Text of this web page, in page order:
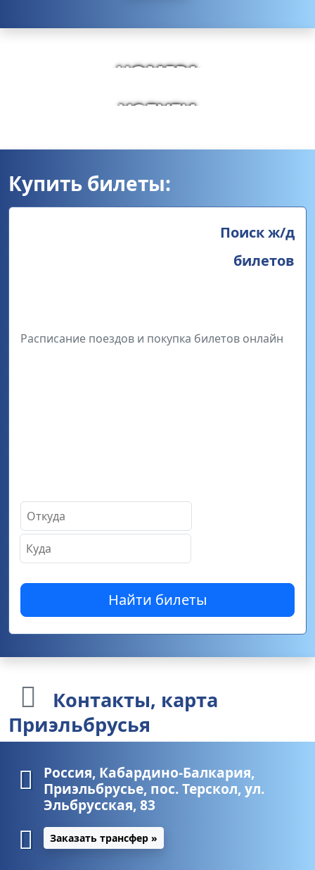
НОМЕРА
УСЛУГИ
Купить билеты:
Поиск ж/д
билетов
Расписание поездов и покупка билетов онлайн
Найти билеты
Контакты, карта
Приэльбрусья
Россия, Кабардино-Балкария,
Приэльбрусье, пос. Терскол, ул.
Эльбрусская, 83
Заказать трансфер »